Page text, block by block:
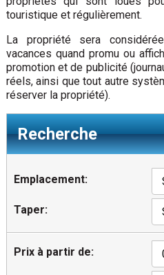
touristique et régulièrement.
La propriété sera
vacances quand promu ou
promotion et de publicité
réels, ainsi que tout autre
réserver la propriété).
Recherche
Emplacement:
Taper:
Prix à partir de: